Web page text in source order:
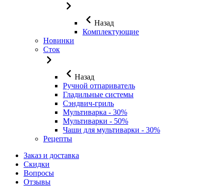
Назад
Комплектующие
Новинки
Сток
Назад
Ручной отпариватель
Гладильные системы
Сэндвич-гриль
Мультиварка - 30%
Мультиварки - 50%
Чаши для мультиварки - 30%
Рецепты
Заказ и доставка
Скидки
Вопросы
Отзывы